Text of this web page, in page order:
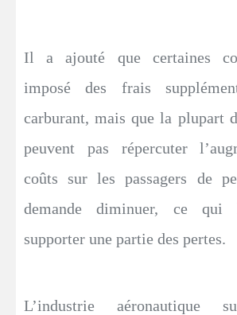
Il a ajouté que certaines
imposé des frais
carburant, mais que la plupart
peuvent pas répercuter
coûts sur les passagers de
demande diminuer, ce
supporter une partie des pertes.
L’industrie aéronautique